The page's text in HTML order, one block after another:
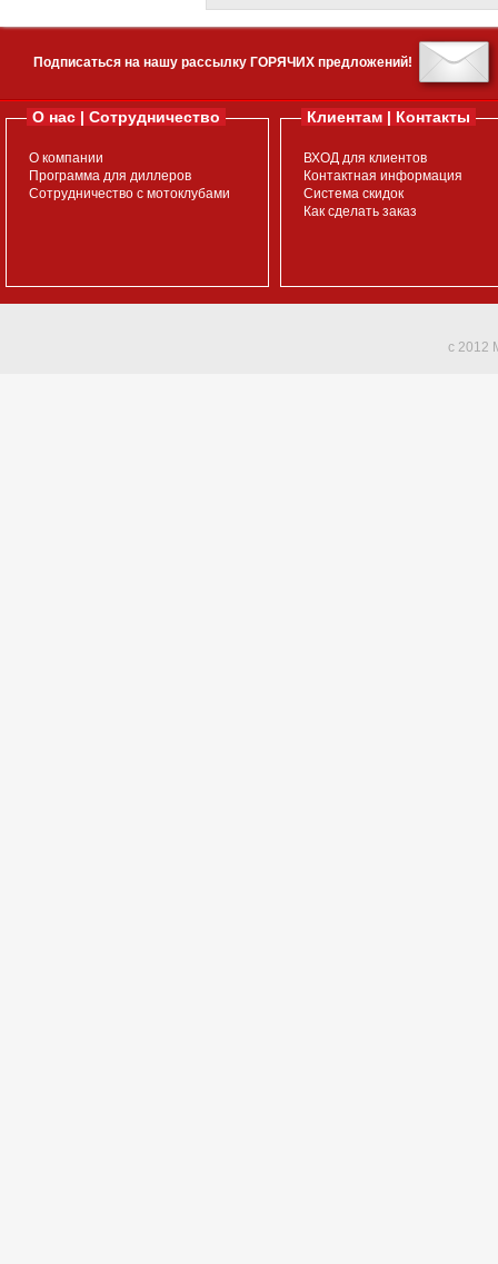
Подписаться на нашу рассылку ГОРЯЧИХ предложений!
О нас | Сотрудничество
О компании
Программа для диллеров
Сотрудничество с мотоклубами
Клиентам | Контакты
ВХОД для клиентов
Контактная информация
Система скидок
Как сделать заказ
c 2012